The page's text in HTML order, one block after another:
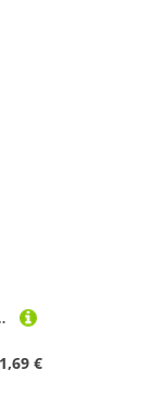
Hülle Schutz Bezug Schutzhülle (Stil 5,XL (30-32 Zoll))
€